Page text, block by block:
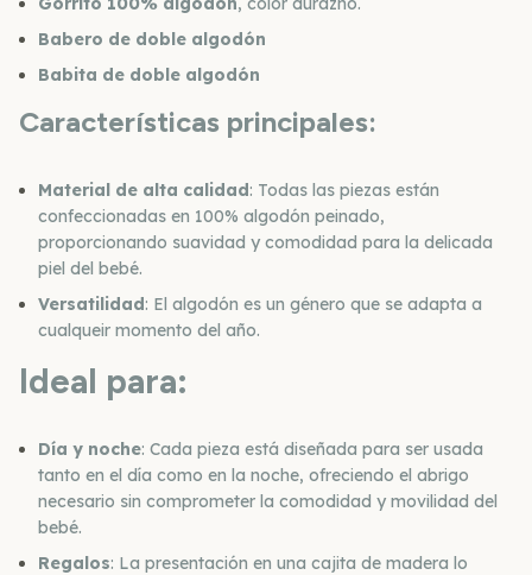
Babero de doble algodón
Babita de doble algodón
Características principales:
Material de alta calidad: Todas las piezas están
confeccionadas en 100% algodón peinado,
proporcionando suavidad y comodidad para la delicada
piel del bebé.
Versatilidad: El algodón es un género que se adapta a
cualqueir momento del año.
Ideal para:
Día y noche: Cada pieza está diseñada para ser usada
tanto en el día como en la noche, ofreciendo el abrigo
necesario sin comprometer la comodidad y movilidad del
bebé.
Regalos: La presentación en una cajita de madera lo